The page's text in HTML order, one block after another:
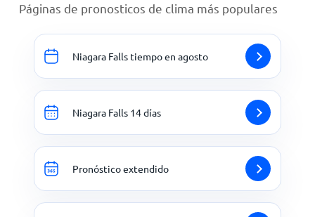
Páginas de pronosticos de clima más populares
Niagara Falls tiempo en agosto
Niagara Falls 14 días
Pronóstico extendido